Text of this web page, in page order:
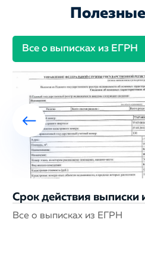
Все о выписках из ЕГРН
Срок действия выписки
Все о выписках из ЕГРН